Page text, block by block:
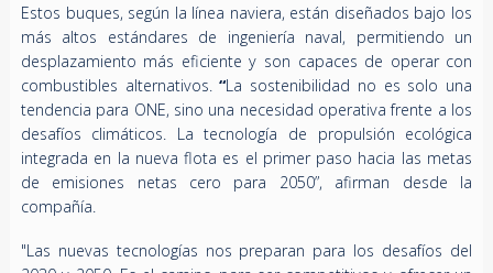
Estos buques, según la línea naviera, están diseñados bajo los
más altos estándares de ingeniería naval, permitiendo un
desplazamiento más eficiente y son capaces de operar con
combustibles alternativos.“La sostenibilidad no es solo una
tendencia para ONE, sino una necesidad operativa frente a los
desafíos climáticos. La tecnología de propulsión ecológica
integrada en la nueva flota es el primer paso hacia las metas
de emisiones netas cero para 2050”, afirman desde la
compañía.
"Las nuevas tecnologías nos preparan para los desafíos del